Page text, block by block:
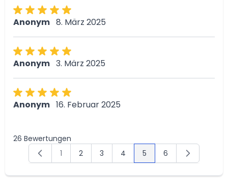
Anonym 8. März 2025
Anonym 3. März 2025
Anonym 16. Februar 2025
26 Bewertungen
Seite
1 Seite
2 Seite
3 Seite
4 Sie lesen gerade die
5 Seite
6